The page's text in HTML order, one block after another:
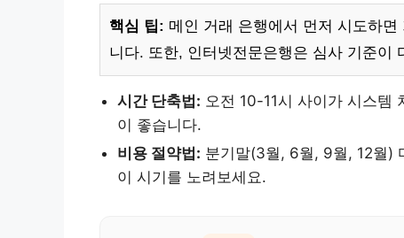
핵심 팁: 메인 거래 은행에서 먼저 시도하
니다. 또한, 인터넷전문은행은 심사 기준이
시간 단축법: 오전 10-11시 사이가 시스템
이 좋습니다.
비용 절약법: 분기말(3월, 6월, 9월, 12월)
이 시기를 노려보세요.